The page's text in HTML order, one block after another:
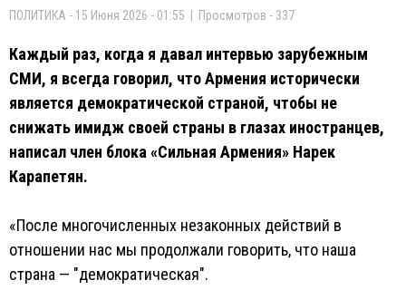
ПОЛИТИКА - 15 Июня 2026 - 01:55 | Просмотров - 337
Каждый раз, когда я давал интервью зарубежным
СМИ, я всегда говорил, что Армения исторически
является демократической страной, чтобы не
снижать имидж своей страны в глазах иностранцев,
написал член блока «Сильная Армения» Нарек
Карапетян.
«После многочисленных незаконных действий в
отношении нас мы продолжали говорить, что наша
страна — "демократическая".